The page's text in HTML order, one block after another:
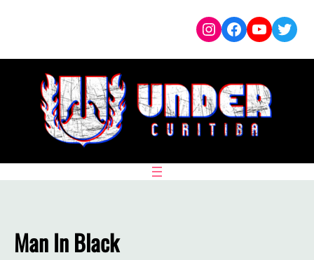
conteúdo
Instagram
Facebook
Man In Black